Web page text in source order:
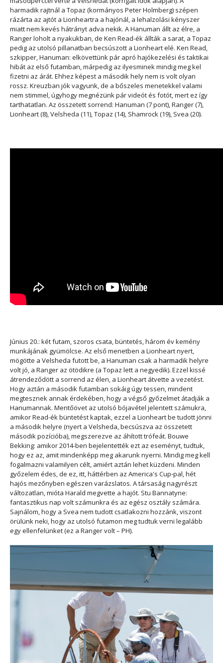
harmadik rajtnál a Topaz (kormányos Peter Holmberg) szépen
rázárta az ajtót a Lionheartra a hajónál, a lehalzolási kényszer
miatt nem kevés hátrányt adva nekik. A Hanuman állt az élre, a
Ranger loholt a nyakukban, de Ken Read-ék állták a sarat, a Topaz
pedig az utolsó pillanatban becsúszott a Lionheart elé. Ken Read,
szkipper, Hanuman: elkövettünk pár apró hajókezelési és taktikai
hibát az első futamban, márpedig az ilyesminek mindig meg kel
fizetni az árát. Ehhez képest a második hely nem is volt olyan
rossz. Kreuzban jók vagyunk, de a bőszeles menetekkel valami
nem stimmel, úgyhogy megnézünk pár videót és fotót, mert ez így
tarthatatlan. Az összetett sorrend: Hanuman (7 pont), Ranger (7),
Lionheart (8), Velsheda (11), Topaz (14), Shamrock (19), Svea (20).
Június 20.: két futam, szoros csata, büntetés, három év kemény
munkájának gyümölcse. Az első menetben a Lionheart nyert,
mögötte a Velsheda futott be, a Hanuman csak a harmadik helyre
volt jó, a Ranger az ötödikre (a Topaz lett a negyedik). Ezzel kissé
átrendeződött a sorrend az élen, a Lionheart átvette a vezetést.
Hogy aztán a második futamban sokáig úgy tessen, mindent
megtesznek annak érdekében, hogy a végső győzelmet átadják a
Hanumannak. Mentőövet az utolsó bójavétel jelentett számukra,
amikor Read-ék büntetést kaptak, ezzel a Lionheart be tudott jönni
a második helyre (nyert a Velsheda, becsúszva az összetett
második pozícióba), megszerezve az áhított trófeát. Bouwe
Bekking: amikor 2014-ben bejelentették ezt az eseményt, tudtuk,
hogy ez az, amit mindenképp meg akarunk nyerni. Mindig meg kell
fogalmazni valamilyen célt, amiért aztán lehet küzdeni. Minden
győzelem édes, de ez, itt, háttérben az America's Cup-pal, hét
hajós mezőnyben egészen varázslatos. A társaság nagyrészt
változatlan, mióta Harald megvette a hajót. Stu Bannatyne:
fantasztikus nap volt számunkra és az egész osztály számára.
Sajnálom, hogy a Svea nem tudott csatlakozni hozzánk, viszont
örülünk neki, hogy az utolsó futamon meg tudtuk verni legalább
egy ellenfelünket(ez a Ranger volt – PH).